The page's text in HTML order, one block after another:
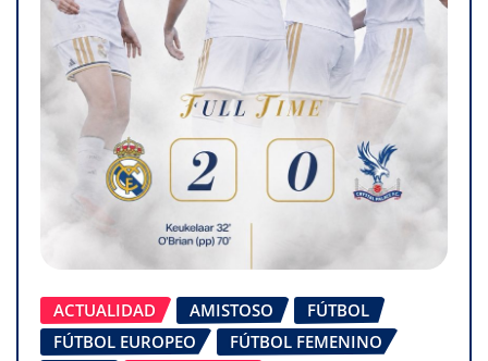
ACTUALIDAD AMISTOSO
FÚTBOL
FÚTBOL EUROPEO
FÚTBOL FEMENINO